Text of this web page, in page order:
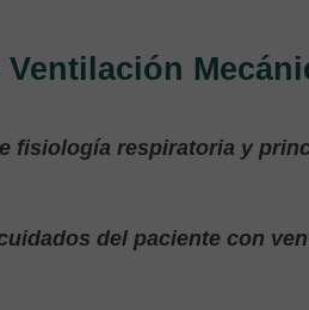
fisiología respiratoria y
del paciente con